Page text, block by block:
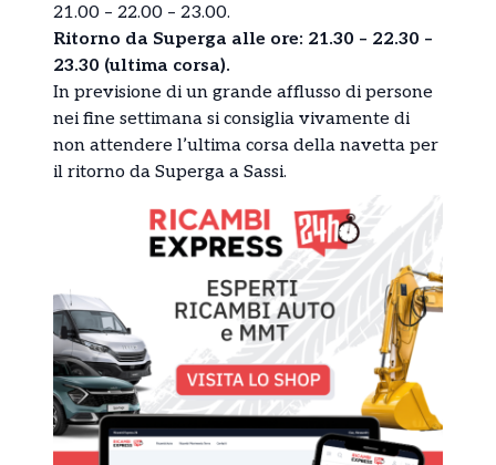
21.00 – 22.00 – 23.00.
Ritorno da Superga alle ore: 21.30 – 22.30 –
23.30 (ultima corsa).
In previsione di un grande afflusso di persone
nei fine settimana si consiglia vivamente di
non attendere l’ultima corsa della navetta per
il ritorno da Superga a Sassi.